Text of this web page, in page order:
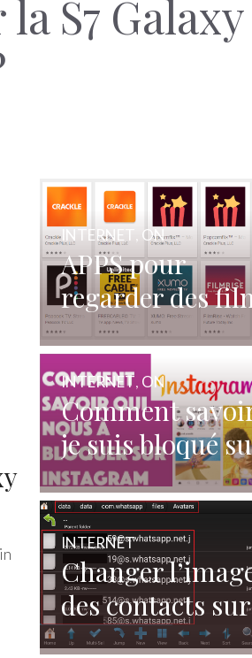
S7 Galaxy
APPS pour
regarder des
et des séries
gratuitement
INTERNET ON
Comment
je suis bloqué
Instagram ?
INTERNET, ON
Changer
des contacts sur
WhatsApp
INTERNET